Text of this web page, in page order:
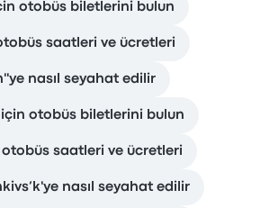
otobüs biletlerini bulun
saatleri ve ücretleri
nasıl seyahat edilir
otobüs biletlerini bulun
saatleri ve ücretleri
nasıl seyahat edilir